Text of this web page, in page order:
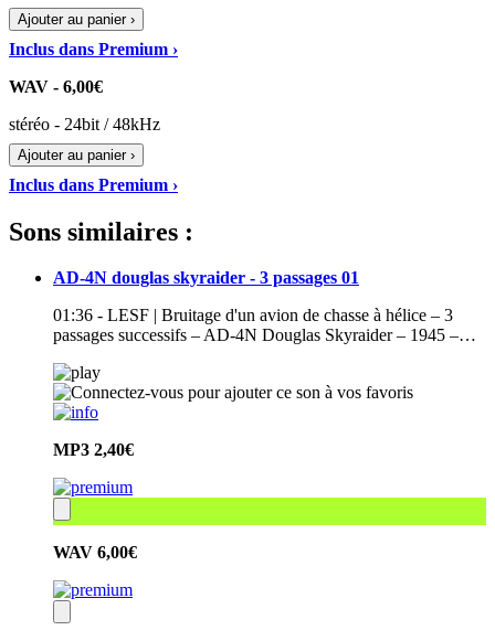
Ajouter au panier ›
Inclus dans Premium ›
WAV - 6,00€
stéréo - 24bit / 48kHz
Ajouter au panier ›
Inclus dans Premium ›
Sons similaires :
AD-4N douglas skyraider - 3 passages 01
01:36 - LESF | Bruitage d'un avion de chasse à hélice – 3
passages successifs – AD-4N Douglas Skyraider – 1945 –…
MP3 2,40€
WAV 6,00€